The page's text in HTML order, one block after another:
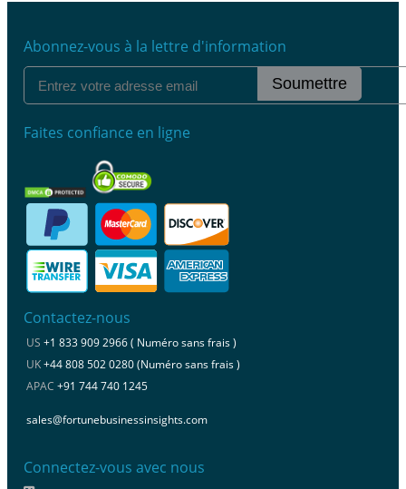
Abonnez-vous à la lettre d'information
Soumettre
Faites confiance en ligne
Contactez-nous
US +1 833 909 2966 ( Numéro sans frais )
UK+44 808 502 0280 (Numéro sans frais )
APAC +91 744 740 1245
sales@fortunebusinessinsights.com
Connectez-vous avec nous